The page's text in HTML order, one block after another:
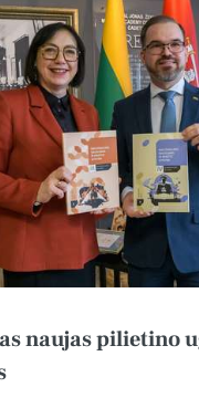
naujas pilietino